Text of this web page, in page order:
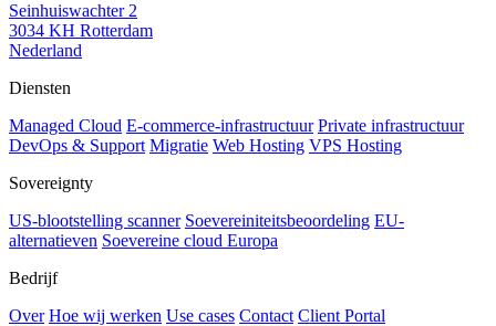
Seinhuiswachter 2
3034 KH Rotterdam
Nederland
Diensten
Managed Cloud E-commerce-infrastructuur Private infrastructuur
DevOps & Support Migratie Web Hosting VPS Hosting
Sovereignty
US-blootstelling scanner Soevereiniteitsbeoordeling EU-
alternatieven Soevereine cloud Europa
Bedrijf
Over Hoe wij werken Use cases Contact Client Portal